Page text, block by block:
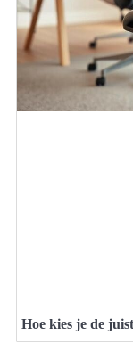
Hoe kies je de